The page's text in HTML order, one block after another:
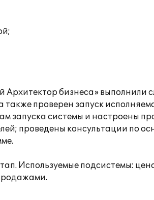
бизнеса» выполнили
проверен запуск
запуска системы и настроены
проведены консультации
Используемые подсистемы: